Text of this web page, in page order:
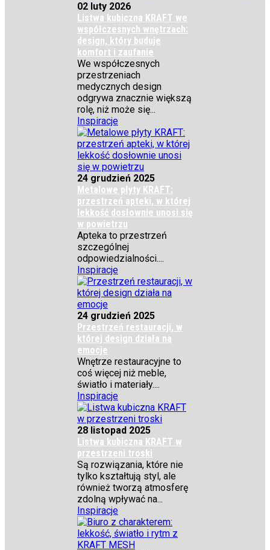
02 luty 2026
Listwa kubiczna KRAFT we
współczesnych wnętrzach:
design, który buduje
komfort i zaufanie
We współczesnych
przestrzeniach
medycznych design
odgrywa znacznie większą
rolę, niż może się...
Inspiracje
24 grudzień 2025
Metalowe płyty KRAFT:
przestrzeń apteki, w której
lekkość dosłownie unosi się
w powietrzu
Apteka to przestrzeń
szczególnej
odpowiedzialności....
Inspiracje
24 grudzień 2025
Przestrzeń restauracji, w
której design działa na
emocje
Wnętrze restauracyjne to
coś więcej niż meble,
światło i materiały....
Inspiracje
28 listopad 2025
Listwa kubiczna KRAFT w
przestrzeni troski
Są rozwiązania, które nie
tylko kształtują styl, ale
również tworzą atmosferę
zdolną wpływać na...
Inspiracje